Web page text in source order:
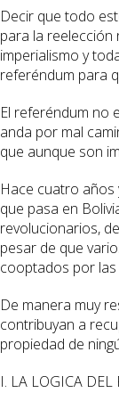
Decir que todo
para la reelección
imperialismo y
referéndum para
El referéndum no
anda por mal
que aunque son
Hace cuatro
que pasa en
revolucionarios,
pesar de que
cooptados por las
De manera muy
contribuyan a
propiedad de
I. LA LOGICA DEL